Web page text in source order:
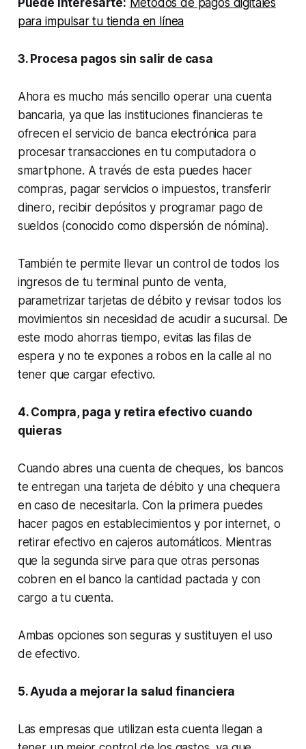
para impulsar tu tienda en línea
3. Procesa pagos sin salir de casa
Ahora es mucho más sencillo operar una cuenta
bancaria, ya que las instituciones financieras te
ofrecen el servicio de banca electrónica para
procesar transacciones en tu computadora o
smartphone. A través de esta puedes hacer
compras, pagar servicios o impuestos, transferir
dinero, recibir depósitos y programar pago de
sueldos (conocido como dispersión de nómina).
También te permite llevar un control de todos los
ingresos de tu terminal punto de venta,
parametrizar tarjetas de débito y revisar todos los
movimientos sin necesidad de acudir a sucursal. De
este modo ahorras tiempo, evitas las filas de
espera y no te expones a robos en la calle al no
tener que cargar efectivo.
4. Compra, paga y retira efectivo cuando
quieras
Cuando abres una cuenta de cheques, los bancos
te entregan una tarjeta de débito y una chequera
en caso de necesitarla. Con la primera puedes
hacer pagos en establecimientos y por internet, o
retirar efectivo en cajeros automáticos. Mientras
que la segunda sirve para que otras personas
cobren en el banco la cantidad pactada y con
cargo a tu cuenta.
Ambas opciones son seguras y sustituyen el uso
de efectivo.
5. Ayuda a mejorar la salud financiera
Las empresas que utilizan esta cuenta llegan a